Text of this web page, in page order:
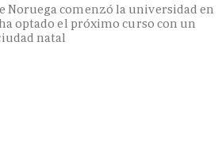
Noruega comenzó la universidad en
optado el próximo curso con un
natal